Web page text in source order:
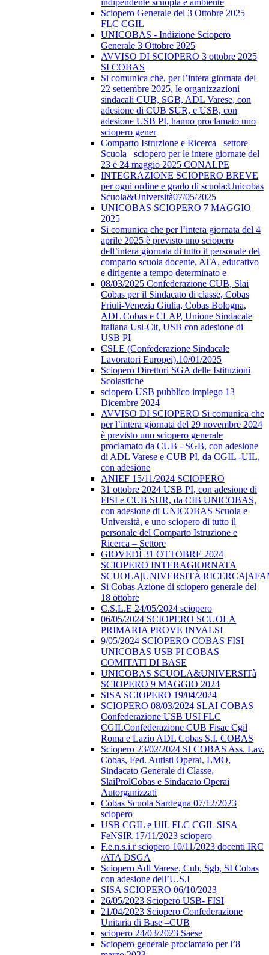
indipendente scuopla e ambiente
Sciopero Generale del 3 Ottobre 2025
FLC CGIL
UNICOBAS - Indizione Sciopero
Generale 3 Ottobre 2025
AVVISO DI SCIOPERO 3 ottobre 2025
SI COBAS
Si comunica che, per l’intera giornata del
22 settembre 2025, le organizzazioni
sindacali CUB, SGB, ADL Varese, con
adesione di CUB SUR, e USB, con
adesione USB PI, hanno proclamato uno
sciopero gener
Comparto Istruzione e Ricerca_ settore
Scuola_ sciopero per le intere giornate del
23 e 24 maggio 2025 CONALPE
INTEGRAZIONE SCIOPERO BREVE
per ogni ordine e grado di scuola:Unicobas
Scuola&Università07/05/2025
UNICOBAS SCIOPERO 7 MAGGIO
2025
Si comunica che per l’intera giornata del 4
aprile 2025 è previsto uno sciopero
dell’intera giornata di tutto il personale del
comparto scuola docente, ATA, educativo
e dirigente a tempo determinato e
08/03/2025 Confederazione CUB, Slai
Cobas per il Sindacato di classe, Cobas
Friuli-Venezia Giulia, Cobas Bologna,
ADL Cobas e CLAP, Unione Sindacale
italiana Usi-Cit, USB con adesione di
USB PI
CSLE (Confederazione Sindacale
Lavoratori Europei).10/01/2025
Sciopero Direttori SGA delle Istituzioni
Scolastiche
sciopero USB pubblico impiego 13
Dicembre 2024
AVVISO DI SCIOPERO Si comunica che
per l’intera giornata del 29 novembre 2024
è previsto uno sciopero generale
proclamato da CUB - SGB, con adesione
di ADL Varese e CUB PI, da CGIL -UIL,
con adesione
ANIEF 15/11/2024 SCIOPERO
31 ottobre 2024 USB PI, con adesione di
FISI e CUB SUR, da CIB UNICOBAS,
con adesione di UNICOBAS Scuola e
Università, e uno sciopero di tutto il
personale del Comparto Istruzione e
Ricerca – Settore
GIOVEDÌ 31 OTTOBRE 2024
SCIOPERO INTERAGIORNATA
Si Cobas Azione di sciopero generale del
18 ottobre
C.S.L.E 24/05/2024 sciopero
06/05/2024 SCIOPERO SCUOLA
PRIMARIA PROVE INVALSI
9/05/2024 SCIOPERO COBAS FISI
UNICOBAS USB PI COBAS
COMITATI DI BASE
UNICOBAS SCUOLA&UNIVERSITà
SCIOPERO 9 MAGGIO 2024
SISA SCIOPERO 19/04/2024
SCIOPERO 08/03/2024 SLAI COBAS
Confederazione USB USI FLC
CGILConfederazione CUB Fisac Cgil
Roma e Lazio ADL Cobas S.I. COBAS
Sciopero 23/02/2024 SI COBAS Ass. Lav.
Cobas, Fed. Autisti Operai, LMO,
Sindacato Generale di Classe,
SlaiProlCobas e Sindacato Operai
Autorganizzati
Cobas Scuola Sardegna 07/12/2023
sciopero
USB CGIL e UIL FLC CGIL SISA
FeNSIR 17/11/2023 sciopero
F.e.n.s.i.r sciopero 10/11/2023 docenti IRC
/ATA DSGA
Sciopero Adl Varese, Cub, Sgb, SI Cobas
con adesione dell’U.S.I
SISA SCIOPERO 06/10/2023
26/05/2023 Sciopero USB- FISI
21/04/2023 Sciopero Confederazione
Unitaria di Base –CUB
sciopero 24/03/2023 Saese
Sciopero generale proclamato per l’8